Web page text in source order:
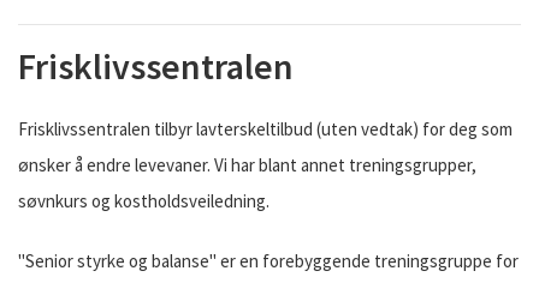
Frisklivssentralen
Frisklivssentralen tilbyr lavterskeltilbud (uten vedtak) for deg som
ønsker å endre levevaner. Vi har blant annet treningsgrupper,
søvnkurs og kostholdsveiledning.
"Senior styrke og balanse" er en forebyggende treningsgruppe for